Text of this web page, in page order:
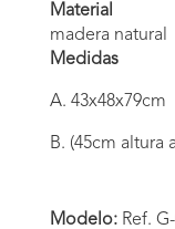
Material
madera natural
Medidas
A. 43x48x79cm
B. (45cm altura
Modelo:Ref.